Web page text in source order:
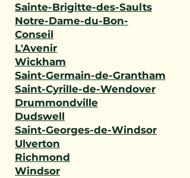
Sainte-Brigitte-des-Saults
Notre-Dame-du-Bon-
Conseil
L'Avenir
Wickham
Saint-Germain-de-Grantham
Saint-Cyrille-de-Wendover
Drummondville
Dudswell
Saint-Georges-de-Windsor
Ulverton
Richmond
Windsor